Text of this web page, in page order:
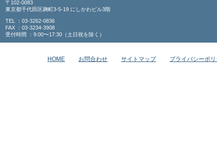
〒102-0083
東京都千代田区麹町3-5-19 にしかわビル3階
TEL ：03-3262-0836
FAX ：03-3234-3908
受付時間 ：9:00〜17:30（土日祝を除く）
HOME お問合わせ サイトマップ プライバシーポ